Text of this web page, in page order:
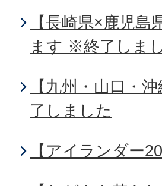
【長崎県×鹿児
ます ※終了しま
【九州・山口・
了しました
【アイランダー